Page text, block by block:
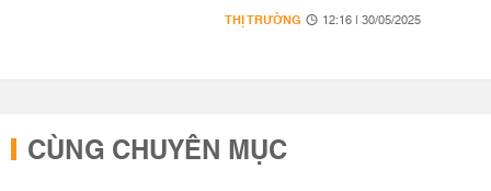
THỊ TRƯỜNG 12:16 | 30/05/2025
CÙNG CHUYÊN MỤC